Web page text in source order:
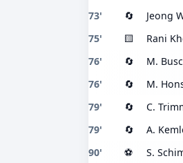
73' 🔄 Jeong
75' 🟨 Rani
76' 🔄 M.
76' 🔄 M.
79' 🔄 C.
79' 🔄 A.
90' ⚽ S.